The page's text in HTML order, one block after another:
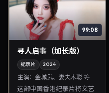
99:08
寻人启事（加长版）
纪录片 2024
主演： 金城武、妻夫木聪 等
这部中国香港纪录片将文艺